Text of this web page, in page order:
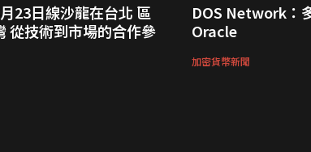
23日線沙龍在台北 區
從技術到市場的合作參
DOS Network：
Oracle
加密貨幣新聞